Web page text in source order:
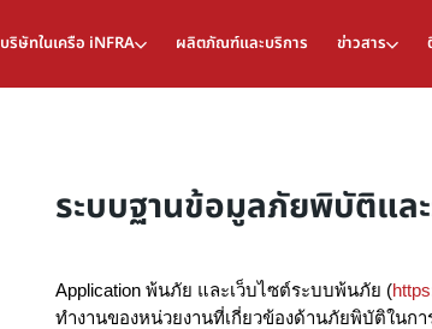
บริษัทในเครือ iNFRA ผลิตภัณฑ์และบริการ ข่าวสาร
ระบบฐานข้อมูลภัยพิบัติแล
Application พ้นภัย และเว็บไซต์ระบบพ้นภัย (
ทำงานของหน่วยงานที่เกี่ยวข้องด้านภัยพิบัติในก